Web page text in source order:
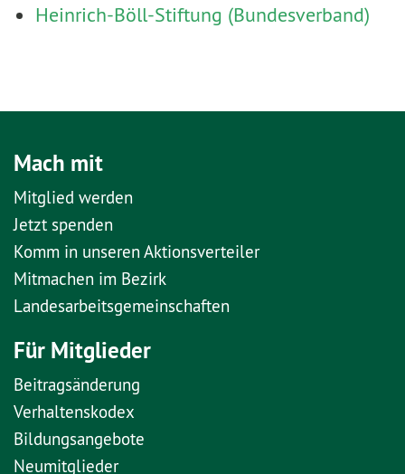
Heinrich-Böll-Stiftung (Bundesverband)
Mach mit
Mitglied werden
Jetzt spenden
Komm in unseren Aktionsverteiler
Mitmachen im Bezirk
Landesarbeitsgemeinschaften
Für Mitglieder
Beitragsänderung
Verhaltenskodex
Bildungsangebote
Neumitglieder